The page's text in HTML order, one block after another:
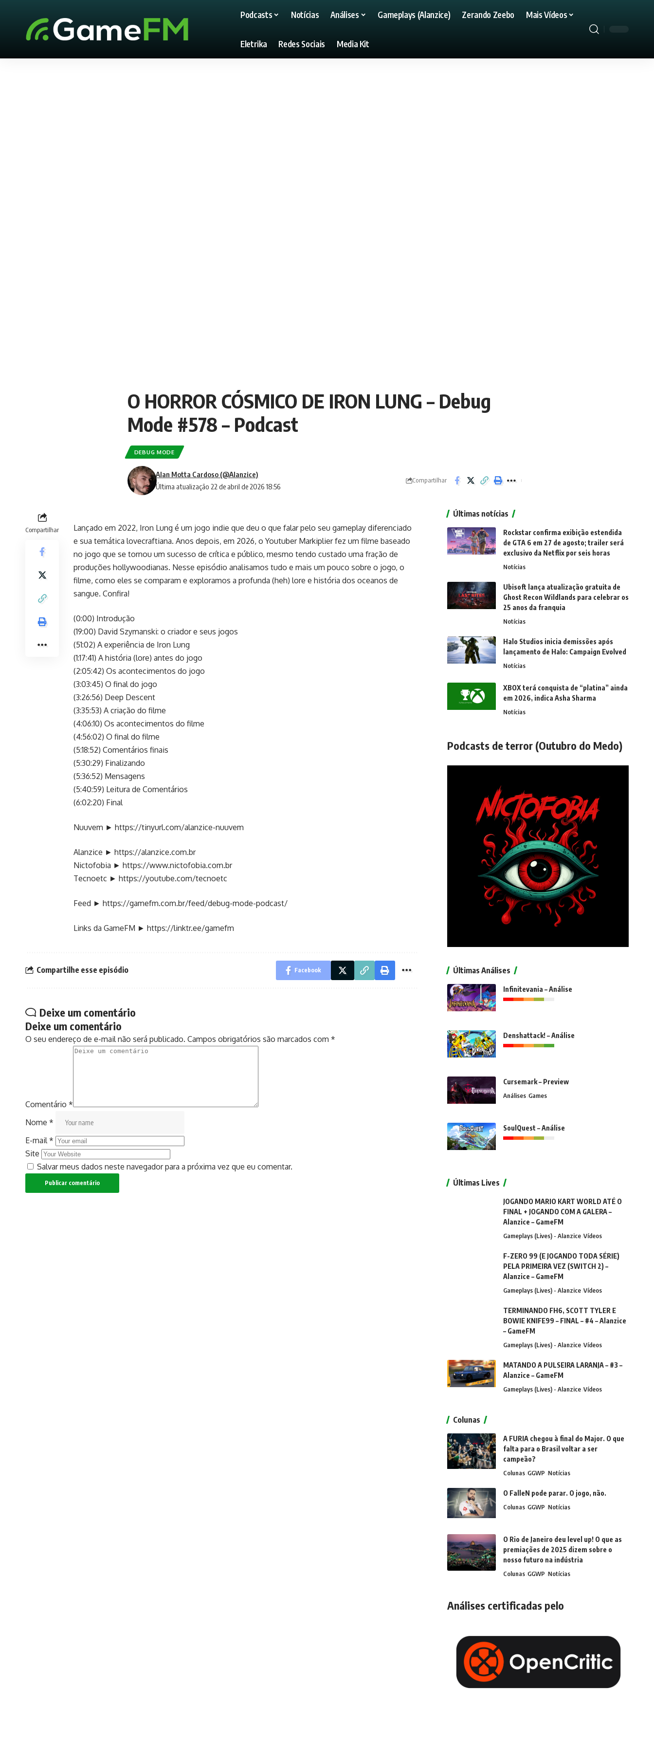
Podcasts Notícias Análises Gameplays (Alanzice) Zerando Zeebo Mais Vídeos
Eletrika Redes Sociais Media Kit
O HORROR CÓSMICO DE IRON LUNG – Debug
Mode #578 – Podcast
DEBUG MODE
Última atualização 22 de abril de 2026 18:56
Alan Motta Cardoso (@Alanzice)
Compartilhar
Compartilhar
Lançado em 2022, Iron Lung é um jogo indie que deu o que falar pelo seu gameplay diferenciado
e sua temática lovecraftiana. Anos depois, em 2026, o Youtuber Markiplier fez um filme baseado
no jogo que se tornou um sucesso de crítica e público, mesmo tendo custado uma fração de
produções hollywoodianas. Nesse episódio analisamos tudo e mais um pouco sobre o jogo, o
filme, como eles se comparam e exploramos a profunda (heh) lore e história dos oceanos de
sangue. Confira!
(0:00) Introdução
(19:00) David Szymanski: o criador e seus jogos
(51:02) A experiência de Iron Lung
(1:17:41) A história (lore) antes do jogo
(2:05:42) Os acontecimentos do jogo
(3:03:45) O final do jogo
(3:26:56) Deep Descent
(3:35:53) A criação do filme
(4:06:10) Os acontecimentos do filme
(4:56:02) O final do filme
(5:18:52) Comentários finais
(5:30:29) Finalizando
(5:36:52) Mensagens
(5:40:59) Leitura de Comentários
(6:02:20) Final
Nuuvem ► https://tinyurl.com/alanzice-nuuvem
Alanzice ► https://alanzice.com.br
Nictofobia ► https://www.nictofobia.com.br
Tecnoetc ► https://youtube.com/tecnoetc
Feed ► https://gamefm.com.br/feed/debug-mode-podcast/
Links da GameFM ► https://linktr.ee/gamefm
Compartilhe esse episódio Facebook
Deixe um comentário
Deixe um comentário
O seu endereço de e-mail não será publicado. Campos obrigatórios são marcados com *
Comentário *
Nome *
E-mail *
Site
Salvar meus dados neste navegador para a próxima vez que eu comentar.
Últimas notícias
Rockstar confirma exibição estendida
de GTA 6 em 27 de agosto; trailer será
exclusivo da Netflix por seis horas
Notícias
Ubisoft lança atualização gratuita de
Ghost Recon Wildlands para celebrar os
25 anos da franquia
Notícias
Halo Studios inicia demissões após
lançamento de Halo: Campaign Evolved
Notícias
XBOX terá conquista de “platina” ainda
em 2026, indica Asha Sharma
Notícias
Podcasts de terror (Outubro do Medo)
Últimas Análises
Infinitevania – Análise
Denshattack! – Análise
Cursemark – Preview
Análises Games
SoulQuest – Análise
Últimas Lives
JOGANDO MARIO KART WORLD ATÉ O
FINAL + JOGANDO COM A GALERA –
Alanzice – GameFM
Gameplays (Lives) - Alanzice Vídeos
F-ZERO 99 (E JOGANDO TODA SÉRIE)
PELA PRIMEIRA VEZ (SWITCH 2) –
Alanzice – GameFM
Gameplays (Lives) - Alanzice Vídeos
TERMINANDO FH6, SCOTT TYLER E
BOWIE KNIFE99 – FINAL – #4 – Alanzice
– GameFM
Gameplays (Lives) - Alanzice Vídeos
MATANDO A PULSEIRA LARANJA – #3 –
Alanzice – GameFM
Gameplays (Lives) - Alanzice Vídeos
Colunas
A FURIA chegou à final do Major. O que
falta para o Brasil voltar a ser
campeão?
Colunas GGWP Notícias
O FalleN pode parar. O jogo, não.
Colunas GGWP Notícias
O Rio de Janeiro deu level up! O que as
premiações de 2025 dizem sobre o
nosso futuro na indústria
Colunas GGWP Notícias
Análises certificadas pelo